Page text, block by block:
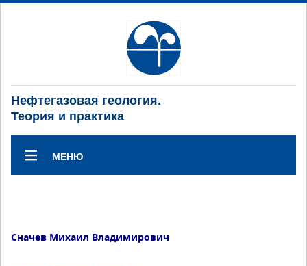
Нефтегазовая геология.
Теория и практика
МЕНЮ
Сначев Михаил Владимирович